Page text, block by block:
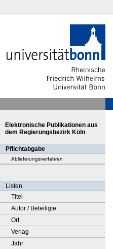
Elektronische Publikationen aus
dem Regierungsbezirk Köln
Pflichtabgabe
Ablieferungsverfahren
Listen
Titel
Autor / Beteiligte
Ort
Verlag
Jahr